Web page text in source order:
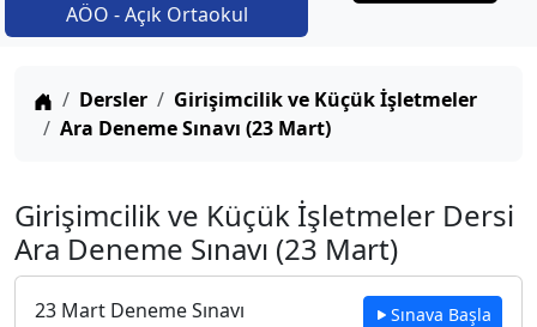
AÖO - Açık Ortaokul
Anasayfa
Dersler
Girişimcilik ve Küçük İşletmeler
Ara Deneme Sınavı (23 Mart)
Girişimcilik ve Küçük İşletmeler Dersi
Ara Deneme Sınavı (23 Mart)
23 Mart Deneme Sınavı Sınava Başla